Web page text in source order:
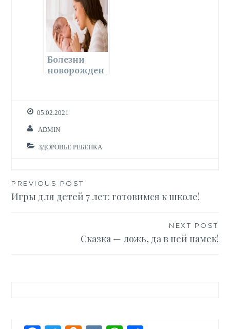
Болезни
новорожден
05.02.2021
ADMIN
ЗДОРОВЬЕ РЕБЕНКА
Навигация
по
PREVIOUS POST
Игры для детей 7 лет: готовимся к школе!
NEXT POST
Сказка — ложь, да в ней намек!